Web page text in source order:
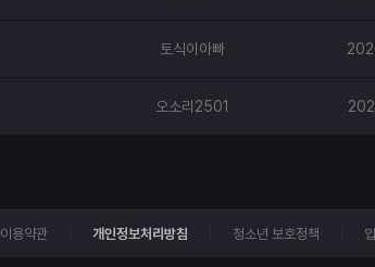
토식이아빠
오소리2501
이용약관 개인정보처리방침 청소년 보호정책